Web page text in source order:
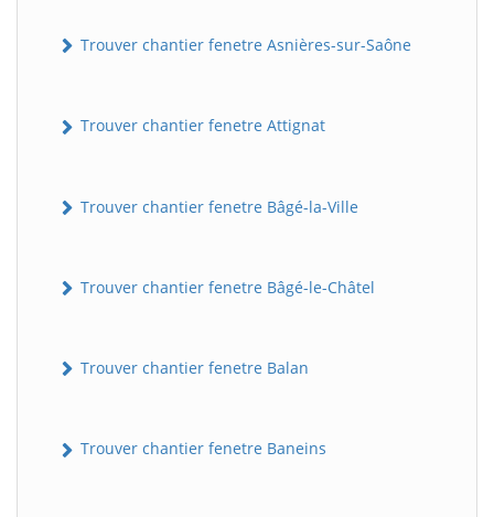
Trouver chantier fenetre Asnières-sur-Saône
Trouver chantier fenetre Attignat
Trouver chantier fenetre Bâgé-la-Ville
Trouver chantier fenetre Bâgé-le-Châtel
Trouver chantier fenetre Balan
Trouver chantier fenetre Baneins